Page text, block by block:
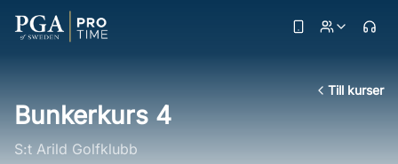
Till kurser
Bunkerkurs 4
S:t Arild Golfklubb